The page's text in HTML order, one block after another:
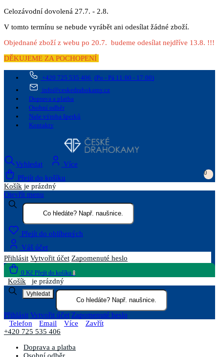
Celozávodní dovolená 27.7. - 2.8.
V tomto termínu se nebude vyrábět ani odesílat žádné zboží.
Objednané zboží z webu po 20.7. budeme odesílat nejdříve 13.8. !!!
DĚKUJEME ZA POCHOPENÍ
+420 725 535 406 (Po - Pá 11:00 - 17:00)
info@ceskedrahokamy.cz
Doprava a platba
Osobní odběr
Naše výroba šperků
Kontakty
Vyhledat
Více
Přejít do košíku
0
Košík je prázdný
Otevřít menu
Přejít do oblíbených
Váš účet
Přihlásit Vytvořit účet Zapomenuté heslo
0 Kč Přejít do košíku 0
Košík je prázdný
Vyhledat
Přihlásit Vytvořit účet Zapomenuté heslo
Telefon
Email Více
Zavřít
+420 725 535 406
Doprava a platba